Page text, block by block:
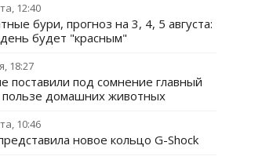
12:40
бури, прогноз на 3, 4, 5 августа:
будет "красным"
18:27
поставили под сомнение главный
домашних животных
10:46
новое кольцо G-Shock